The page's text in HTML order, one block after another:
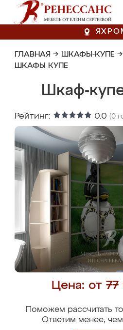
ГЛАВНАЯ → ШКАФЫ-КУПЕ →
ШКАФЫ КУПЕ
Шкаф-
Рейтинг: 0.0 (0
Цена: от
Поможем рассчитать
Ответим менее,